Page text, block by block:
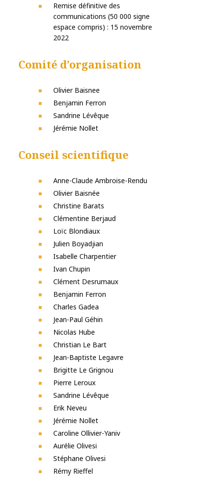
Remise définitive des
communications (50 000 signe
espace compris) : 15 novembre
2022
Comité d’organisation
Olivier Baisnee
Benjamin Ferron
Sandrine Lévêque
Jérémie Nollet
Conseil scientifique
Anne-Claude Ambroise-Rendu
Olivier Baisnée
Christine Barats
Clémentine Berjaud
Loïc Blondiaux
Julien Boyadjian
Isabelle Charpentier
Ivan Chupin
Clément Desrumaux
Benjamin Ferron
Charles Gadea
Jean-Paul Géhin
Nicolas Hube
Christian Le Bart
Jean-Baptiste Legavre
Brigitte Le Grignou
Pierre Leroux
Sandrine Lévêque
Erik Neveu
Jérémie Nollet
Caroline Ollivier-Yaniv
Aurélie Olivesi
Stéphane Olivesi
Rémy Rieffel